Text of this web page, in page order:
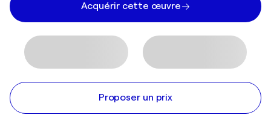
Acquérir cette œuvre
Proposer un prix